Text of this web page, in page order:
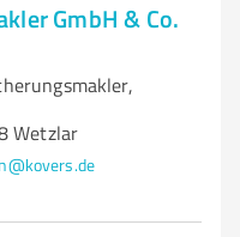
GmbH & Co.
Wetzlar